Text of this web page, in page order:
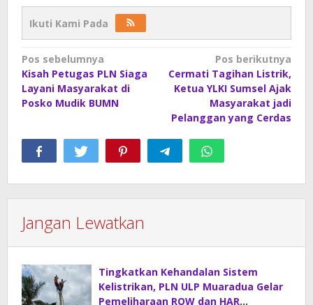
Ikuti Kami Pada
Navigasi
pos
Pos sebelumnya
Kisah Petugas PLN Siaga
Layani Masyarakat di
Posko Mudik BUMN
Pos berikutnya
Cermati Tagihan Listrik,
Ketua YLKI Sumsel Ajak
Masyarakat jadi
Pelanggan yang Cerdas
Jangan Lewatkan
Tingkatkan Kehandalan Sistem
Kelistrikan, PLN ULP Muaradua Gelar
Pemeliharaan ROW dan HAR